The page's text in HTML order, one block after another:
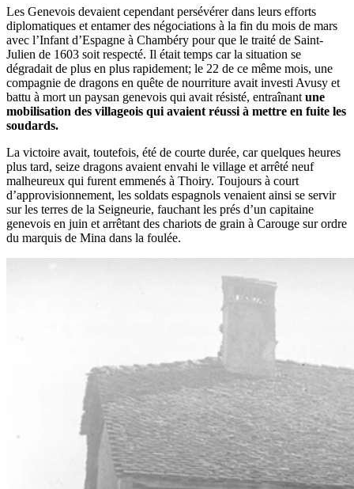
Les Genevois devaient cependant persévérer dans leurs efforts
diplomatiques et entamer des négociations à la fin du mois de mars
avec l’Infant d’Espagne à Chambéry pour que le traité de Saint-
Julien de 1603 soit respecté. Il était temps car la situation se
dégradait de plus en plus rapidement; le 22 de ce même mois, une
compagnie de dragons en quête de nourriture avait investi Avusy et
battu à mort un paysan genevois qui avait résisté, entraînant une
mobilisation des villageois qui avaient réussi à mettre en fuite les
soudards.
La victoire avait, toutefois, été de courte durée, car quelques heures
plus tard, seize dragons avaient envahi le village et arrêté neuf
malheureux qui furent emmenés à Thoiry. Toujours à court
d’approvisionnement, les soldats espagnols venaient ainsi se servir
sur les terres de la Seigneurie, fauchant les prés d’un capitaine
genevois en juin et arrêtant des chariots de grain à Carouge sur ordre
du marquis de Mina dans la foulée.